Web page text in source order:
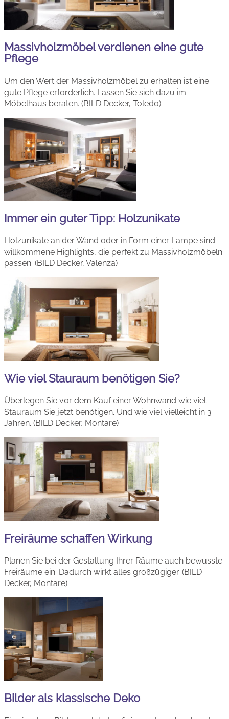
Massivholzmöbel verdienen eine gute
Pflege
Um den Wert der Massivholzmöbel zu erhalten ist eine
gute Pflege erforderlich. Lassen Sie sich dazu im
Möbelhaus beraten. (BILD Decker, Toledo)
Immer ein guter Tipp: Holzunikate
Holzunikate an der Wand oder in Form einer Lampe sind
willkommene Highlights, die perfekt zu Massivholzmöbeln
passen. (BILD Decker, Valenza)
Wie viel Stauraum benötigen Sie?
Überlegen Sie vor dem Kauf einer Wohnwand wie viel
Stauraum Sie jetzt benötigen. Und wie viel vielleicht in 3
Jahren. (BILD Decker, Montare)
Freiräume schaffen Wirkung
Planen Sie bei der Gestaltung Ihrer Räume auch bewusste
Freiräume ein. Dadurch wirkt alles großzügiger. (BILD
Decker, Montare)
Bilder als klassische Deko